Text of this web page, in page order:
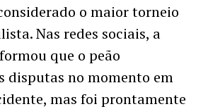
o maior torneio
Nas redes sociais, a
que o peão
disputas no momento em
mas foi prontamente